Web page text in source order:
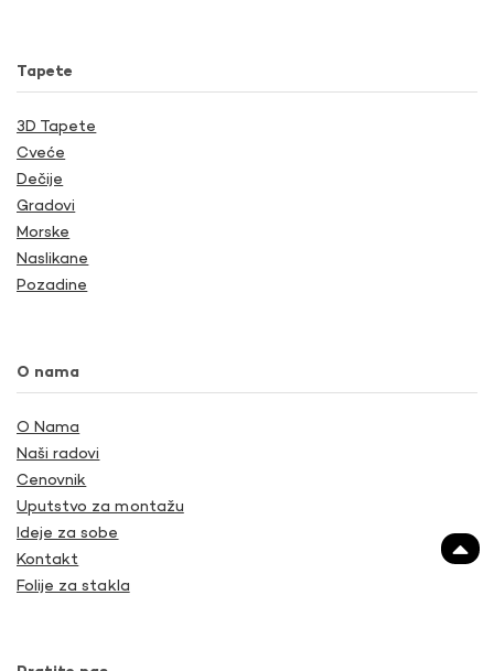
Tapete
3D Tapete
Cveće
Dečije
Gradovi
Morske
Naslikane
Pozadine
O nama
O Nama
Naši radovi
Cenovnik
Uputstvo za montažu
Ideje za sobe
Kontakt
Folije za stakla